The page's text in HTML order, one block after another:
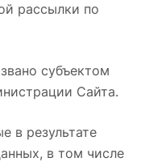
рассылки по
субъектом
Сайта.
в результате
в том числе